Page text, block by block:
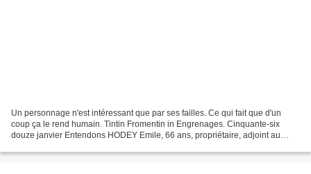
Un personnage n'est intéressant que par ses failles. Ce qui fait que d'un
coup ça le rend humain. Tintin Fromentin in Engrenages. Cinquante-six
douze janvier Entendons HODEY Emile, 66 ans, propriétaire, adjoint au